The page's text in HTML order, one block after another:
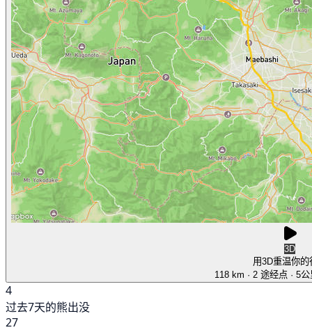
3D
用3D重温你的
118 km · 2 途经点 · 5
4
过去7天的熊出没
27